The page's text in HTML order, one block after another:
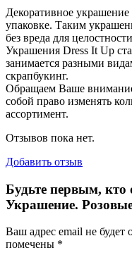
Декоративное
упаковке. Таким
без вреда для
Украшения Dress It Up
занимается разными
скрапбукинг.
Обращаем Ваше
собой право изменять
ассортимент.
Отзывов пока нет.
Добавить отзыв
Будьте первым, кто
Украшение.
Ваш адрес email не будет
помечены *